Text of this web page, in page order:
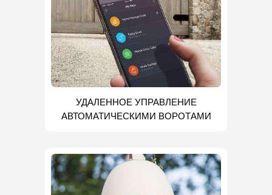
УДАЛЕННОЕ УПРАВЛЕНИЕ
АВТОМАТИЧЕСКИМИ ВОРОТАМИ